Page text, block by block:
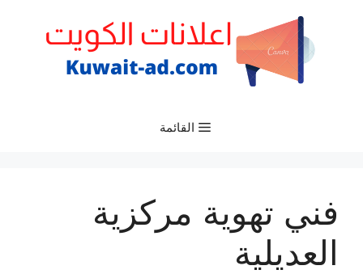
القائمة
فني تهوية مركزية
العديلية